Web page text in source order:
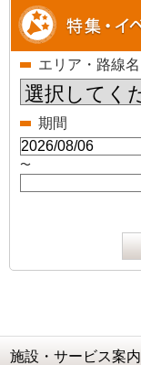
エリア・路線名
期間
〜
施設・サービス案内